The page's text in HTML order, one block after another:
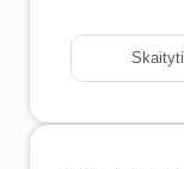
Skaityti